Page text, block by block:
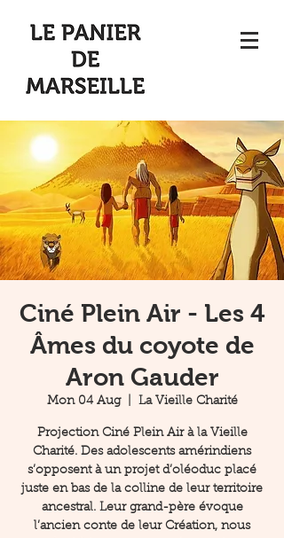
Ciné Plein Air - Les 4
Âmes du coyote de
Aron Gauder
Mon 04 Aug
  |
La Vieille Charité
Projection Ciné Plein Air à la Vieille
Charité. Des adolescents amérindiens
s’opposent à un projet d’oléoduc placé
juste en bas de la colline de leur territoire
ancestral. Leur grand-père évoque
l’ancien conte de leur Création, nous